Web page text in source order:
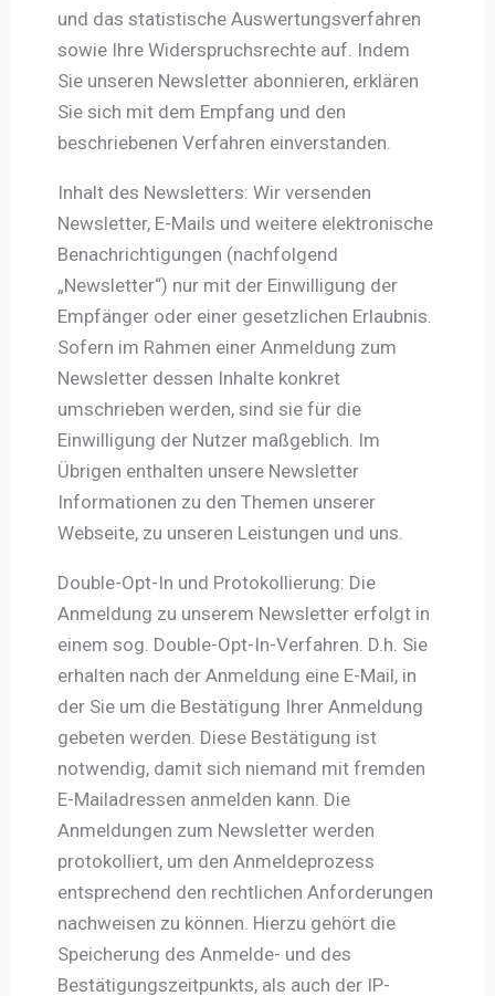
und das statistische Auswertungsverfahren
sowie Ihre Widerspruchsrechte auf. Indem
Sie unseren Newsletter abonnieren, erklären
Sie sich mit dem Empfang und den
beschriebenen Verfahren einverstanden.
Inhalt des Newsletters: Wir versenden
Newsletter, E-Mails und weitere elektronische
Benachrichtigungen (nachfolgend
„Newsletter“) nur mit der Einwilligung der
Empfänger oder einer gesetzlichen Erlaubnis.
Sofern im Rahmen einer Anmeldung zum
Newsletter dessen Inhalte konkret
umschrieben werden, sind sie für die
Einwilligung der Nutzer maßgeblich. Im
Übrigen enthalten unsere Newsletter
Informationen zu den Themen unserer
Webseite, zu unseren Leistungen und uns.
Double-Opt-In und Protokollierung: Die
Anmeldung zu unserem Newsletter erfolgt in
einem sog. Double-Opt-In-Verfahren. D.h. Sie
erhalten nach der Anmeldung eine E-Mail, in
der Sie um die Bestätigung Ihrer Anmeldung
gebeten werden. Diese Bestätigung ist
notwendig, damit sich niemand mit fremden
E-Mailadressen anmelden kann. Die
Anmeldungen zum Newsletter werden
protokolliert, um den Anmeldeprozess
entsprechend den rechtlichen Anforderungen
nachweisen zu können. Hierzu gehört die
Speicherung des Anmelde- und des
Bestätigungszeitpunkts, als auch der IP-